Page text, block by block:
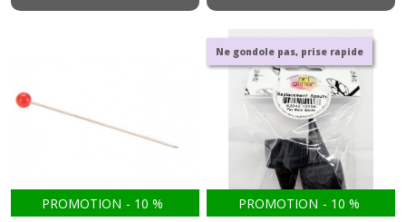
PROMOTION - 10 %
Ne gondole pas, prise rapide
PROMOTION - 10 %